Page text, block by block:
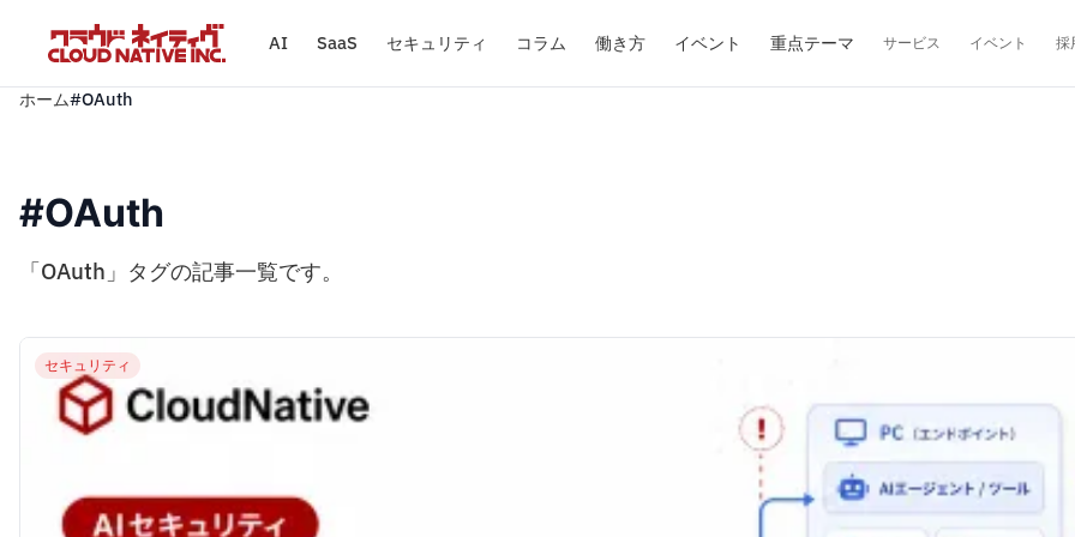
AI SaaS セキュリティ コラム 働き方 イベント 重点テーマ サービス イベント 採
ホーム#OAuth
#OAuth
「OAuth」タグの記事一覧です。
セキュリティ